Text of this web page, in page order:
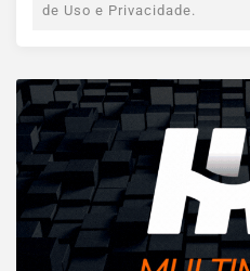
de Uso e Privacidade.